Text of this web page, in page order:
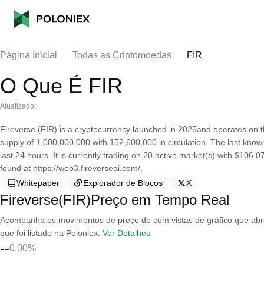
Página Inicial Todas as Criptomoedas FIR
O Que É FIR
Atualizado:
Fireverse (FIR) is a cryptocurrency launched in 2025and operates
supply of 1,000,000,000 with 152,600,000 in circulation. The last
last 24 hours. It is currently trading on 20 active market(s) with
found at https://web3.fireverseai.com/.
Whitepaper
Explorador de Blocos X
Fireverse(FIR)Preço em Tempo Real
Acompanha os movimentos de preço de com vistas de gráfico que
que foi listado na Poloniex. Ver Detalhes
--0.00%